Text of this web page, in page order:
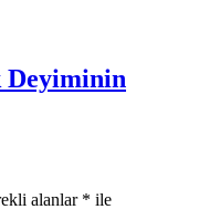
Deyiminin
alanlar * ile